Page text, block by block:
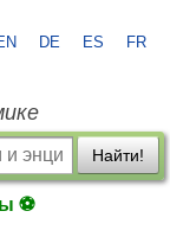
DE ES FR
Найти!
⚽